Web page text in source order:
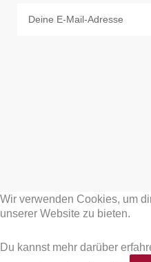
Wir verwenden Cookies, um
unserer Website zu bieten.
Du kannst mehr darüber